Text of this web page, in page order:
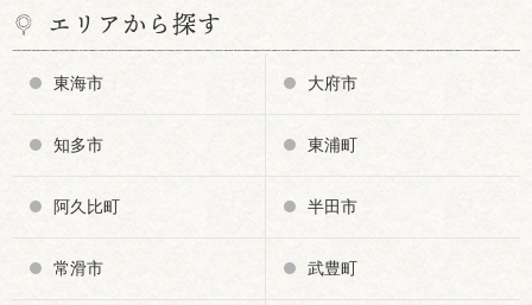
エリアから探す
東海市 大府市
知多市 東浦町
阿久比町 半田市
常滑市 武豊町